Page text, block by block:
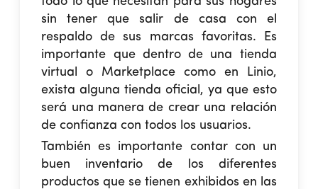
sin tener que salir de casa con el
respaldo de sus marcas favoritas. Es
importante que dentro de una tienda
virtual o Marketplace como en Linio,
exista alguna tienda oficial, ya que esto
será una manera de crear una relación
de confianza con todos los usuarios.
También es importante contar con un
buen inventario de los diferentes
productos que se tienen exhibidos en las